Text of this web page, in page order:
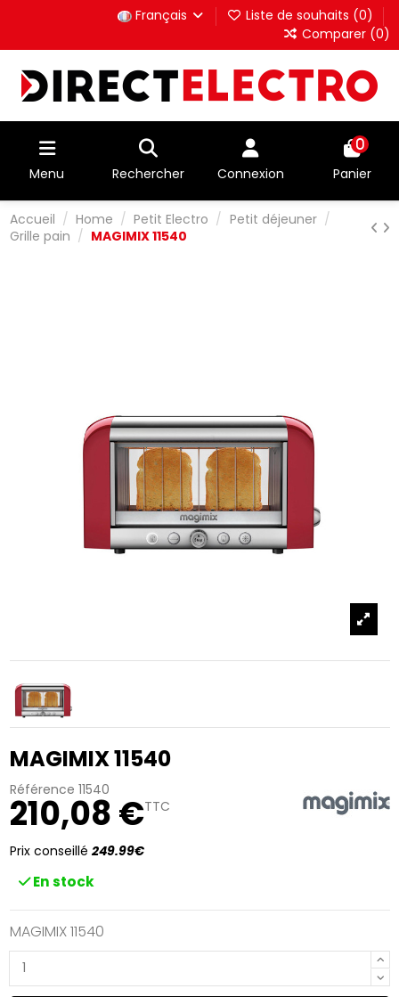
Français Liste de souhaits (0)
Comparer (0)
Menu Rechercher Connexion
0
Panier
Accueil Home Petit Electro
Petit déjeuner
Grille pain
MAGIMIX 11540
MAGIMIX 11540
Référence 11540
210,08 €TTC
Prix conseillé 249.99€
En stock
MAGIMIX 11540